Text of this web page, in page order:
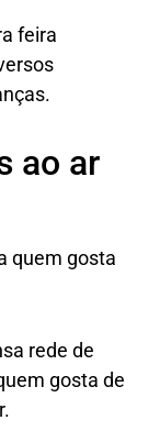
feira
ao ar
quem gosta
rede de
gosta de